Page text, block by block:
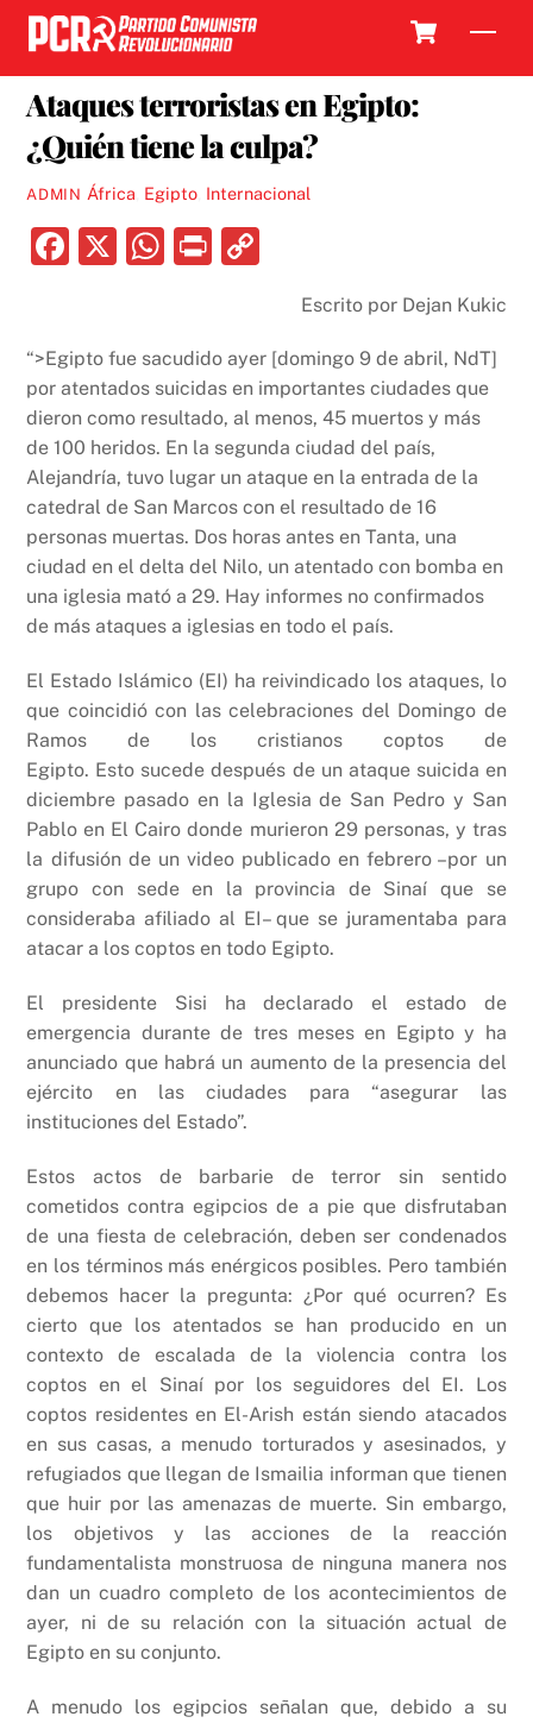
Skip
content
Ataques terroristas en Egipto:
¿Quién tiene la culpa?
ADMIN África Egipto, Internacional
F
e
b
o
o
k
X
W
s
A
p
p
P
y
Li
n
k
Escrito por Dejan Kukic
“>Egipto fue sacudido ayer [domingo 9 de abril, NdT]
por atentados suicidas en importantes ciudades que
dieron como resultado, al menos, 45 muertos y más
de 100 heridos. En la segunda ciudad del país,
Alejandría, tuvo lugar un ataque en la entrada de la
catedral de San Marcos con el resultado de 16
personas muertas. Dos horas antes en Tanta, una
ciudad en el delta del Nilo, un atentado con bomba en
una iglesia mató a 29. Hay informes no confirmados
de más ataques a iglesias en todo el país.
El Estado Islámico (EI) ha reivindicado los ataques, lo
que coincidió con las celebraciones del Domingo de
Ramos de los cristianos coptos de
Egipto. Esto sucede después de un ataque suicida en
diciembre pasado en la Iglesia de San Pedro y San
Pablo en El Cairo donde murieron 29 personas, y tras
la difusión de un video publicado en febrero –por un
grupo con sede en la provincia de Sinaí que se
consideraba afiliado al EI– que se juramentaba para
atacar a los coptos en todo Egipto.
El presidente Sisi ha declarado el estado de
emergencia durante de tres meses en Egipto y ha
anunciado que habrá un aumento de la presencia del
ejército en las ciudades para “asegurar las
instituciones del Estado”.
Estos actos de barbarie de terror sin sentido
cometidos contra egipcios de a pie que disfrutaban
de una fiesta de celebración, deben ser condenados
en los términos más enérgicos posibles. Pero también
debemos hacer la pregunta: ¿Por qué ocurren? Es
cierto que los atentados se han producido en un
contexto de escalada de la violencia contra los
coptos en el Sinaí por los seguidores del EI. Los
coptos residentes en El-Arish están siendo atacados
en sus casas, a menudo torturados y asesinados, y
refugiados que llegan de Ismailia informan que tienen
que huir por las amenazas de muerte. Sin embargo,
los objetivos y las acciones de la reacción
fundamentalista monstruosa de ninguna manera nos
dan un cuadro completo de los acontecimientos de
ayer, ni de su relación con la situación actual de
Egipto en su conjunto.
A menudo los egipcios señalan que, debido a su